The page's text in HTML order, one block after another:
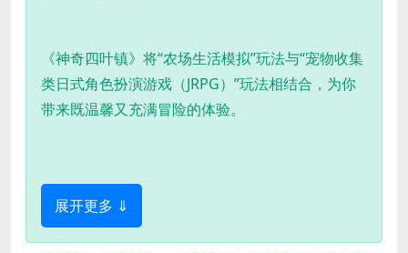
《神奇四叶镇》将“农场生活模拟”玩法与“宠物收集
类日式角色扮演游戏（JRPG）”玩法相结合，为你
带来既温馨又充满冒险的体验。
展开更多 ⇓